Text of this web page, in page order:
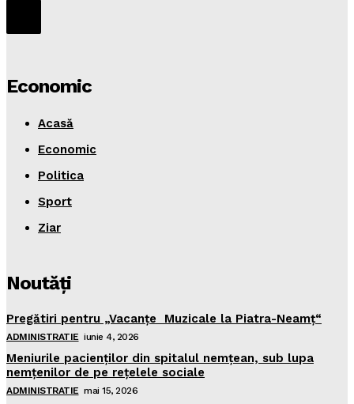
Economic
Acasă
Economic
Politica
Sport
Ziar
Noutăţi
Pregătiri pentru „Vacanţe Muzicale la Piatra-Neamţ“
ADMINISTRATIE iunie 4, 2026
Meniurile pacienţilor din spitalul nemţean, sub lupa
nemţenilor de pe reţelele sociale
ADMINISTRATIE mai 15, 2026